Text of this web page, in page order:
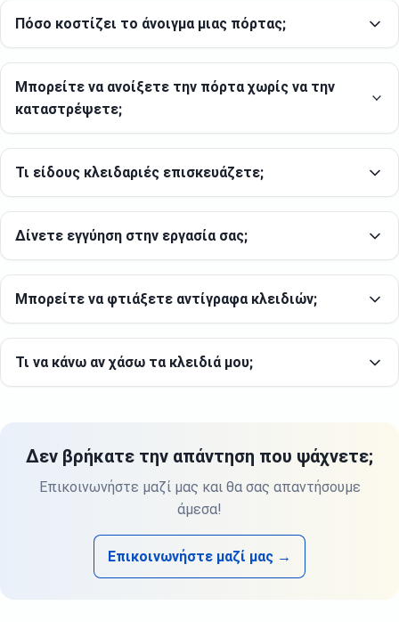
Πόσο κοστίζει το άνοιγμα μιας πόρτας;
Μπορείτε να ανοίξετε την πόρτα χωρίς να την
καταστρέψετε;
Τι είδους κλειδαριές επισκευάζετε;
Δίνετε εγγύηση στην εργασία σας;
Μπορείτε να φτιάξετε αντίγραφα κλειδιών;
Τι να κάνω αν χάσω τα κλειδιά μου;
Δεν βρήκατε την απάντηση που ψάχνετε;
Επικοινωνήστε μαζί μας και θα σας απαντήσουμε
άμεσα!
Επικοινωνήστε μαζί μας →